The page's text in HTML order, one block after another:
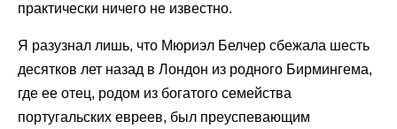
практически ничего не известно.
Я разузнал лишь, что Мюриэл Белчер сбежала шесть
десятков лет назад в Лондон из родного Бирмингема,
где ее отец, родом из богатого семейства
португальских евреев, был преуспевающим